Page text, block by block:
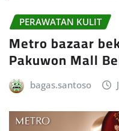
PERAWATAN KULIT
Metro bazaar
Pakuwon Mall
bagas.santoso